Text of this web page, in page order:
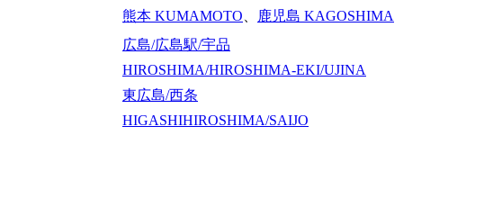
熊本 KUMAMOTO 鹿児島 KAGOSHIMA
広島/広島駅/宇品
HIROSHIMA/HIROSHIMA-EKI/UJINA
東広島/西条
HIGASHIHIROSHIMA/SAIJO